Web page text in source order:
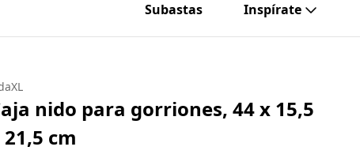
Subastas Inspírate
nido para gorriones, 44 x 15,5
cm